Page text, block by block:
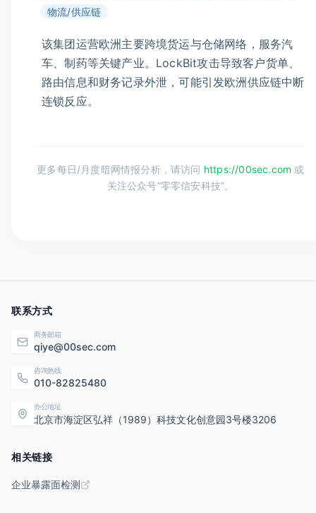
物流/供应链
该集团运营欧洲主要跨境货运与仓储网络，服务汽
车、制药等关键产业。LockBit攻击导致客户货单、
路由信息和财务记录外泄，可能引发欧洲供应链中断
连锁反应。
更多每日/月度暗网情报分析，请访问 https://00sec.com 或
关注公众号“零零信安科技”。
联系方式
商务邮箱
qiye@00sec.com
咨询热线
010-82825480
办公地址
北京市海淀区弘祥（1989）科技文化创意园3号楼3206
相关链接
企业暴露面检测